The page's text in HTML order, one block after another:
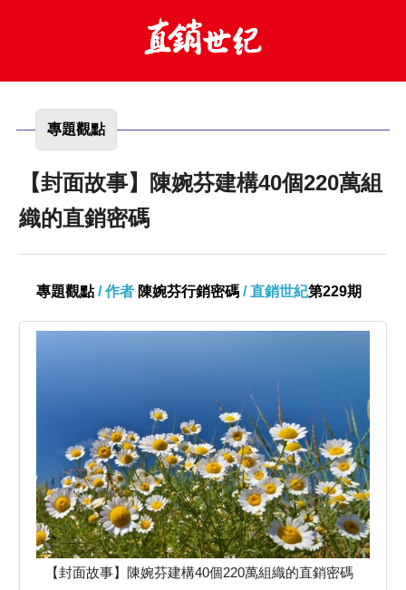
專題觀點
【封面故事】陳婉芬建構40個220萬組
織的直銷密碼
專題觀點/ 作者 陳婉芬行銷密碼 / 直銷世紀第229期
【封面故事】陳婉芬建構40個220萬組織的直銷密碼